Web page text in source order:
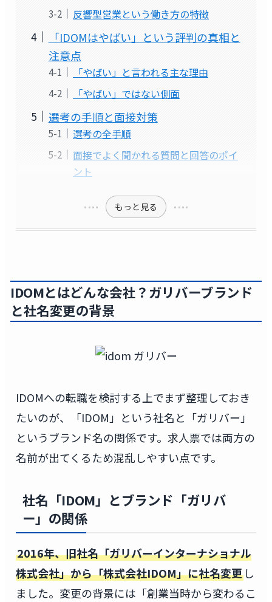
反響型営業という働き方の特徴
「IDOMはやばい」という評判の真相と
注意点
「やばい」と言われる主な理由
「やばい」ではない側面
選考の手順と面接対策
選考の全手順
面接でよく聞かれる質問と回答のポイ
ント
もっと見る
IDOMとはどんな会社？ガリバーブランド
と社名変更の背景
IDOMへの転職を検討する上でまず整理しておき
たいのが、「IDOM」という社名と「ガリバー」
というブランド名の関係です。求人票では両方の
名前が出てくるため混乱しやすい点です。
社名「IDOM」とブランド「ガリバ
ー」の関係
2016年、旧社名「ガリバーインターナショナル
株式会社」から「株式会社IDOM」に社名変更し
ました。変更の背景には「創業当時から変わるこ